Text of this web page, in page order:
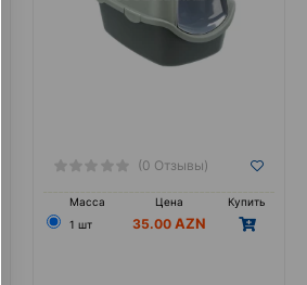
(0 Отзывы)
Масса Цена
Купить
1 шт
35.00